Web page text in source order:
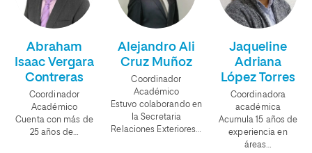
Abraham
Isaac Vergara
Contreras
Coordinador
Académico
Cuenta con más de
25 años de…
Alejandro Ali
Cruz Muñoz
Coordinador
Académico
Estuvo colaborando en
la Secretaria
Relaciones Exteriores…
Jaqueline
Adriana
López Torres
Coordinadora
académica
Acumula 15 años de
experiencia en
áreas…